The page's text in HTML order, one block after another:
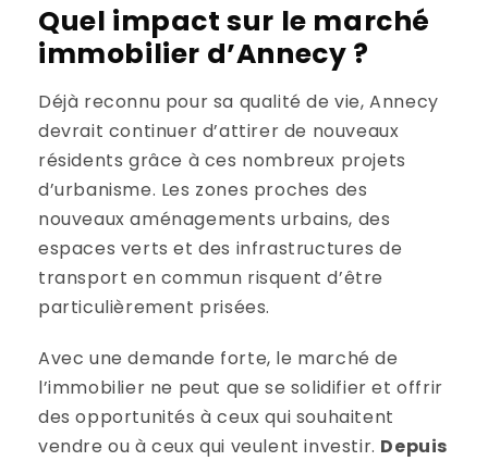
Quel impact sur le marché
immobilier d’Annecy ?
Déjà reconnu pour sa qualité de vie, Annecy
devrait continuer d’attirer de nouveaux
résidents grâce à ces nombreux projets
d’urbanisme. Les zones proches des
nouveaux aménagements urbains, des
espaces verts et des infrastructures de
transport en commun risquent d’être
particulièrement prisées.
Avec une demande forte, le marché de
l’immobilier ne peut que se solidifier et offrir
des opportunités à ceux qui souhaitent
vendre ou à ceux qui veulent investir. Depuis